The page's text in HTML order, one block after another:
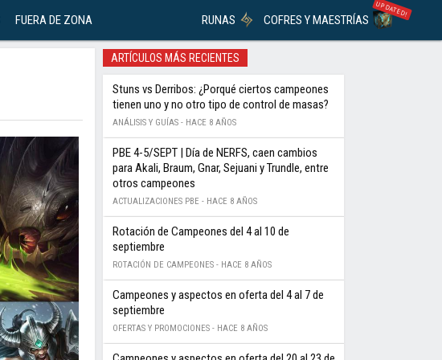
FUERA DE ZONA RUNAS COFRES Y MAESTRÍAS
UPDATED!
ARTÍCULOS MÁS RECIENTES
Stuns vs Derribos: ¿Porqué ciertos campeones
tienen uno y no otro tipo de control de masas?
ANÁLISIS Y GUÍAS - HACE 8 AÑOS
PBE 4-5/SEPT | Día de NERFS, caen cambios
para Akali, Braum, Gnar, Sejuani y Trundle, entre
otros campeones
ACTUALIZACIONES PBE - HACE 8 AÑOS
Rotación de Campeones del 4 al 10 de
septiembre
ROTACIÓN DE CAMPEONES - HACE 8 AÑOS
Campeones y aspectos en oferta del 4 al 7 de
septiembre
OFERTAS Y PROMOCIONES - HACE 8 AÑOS